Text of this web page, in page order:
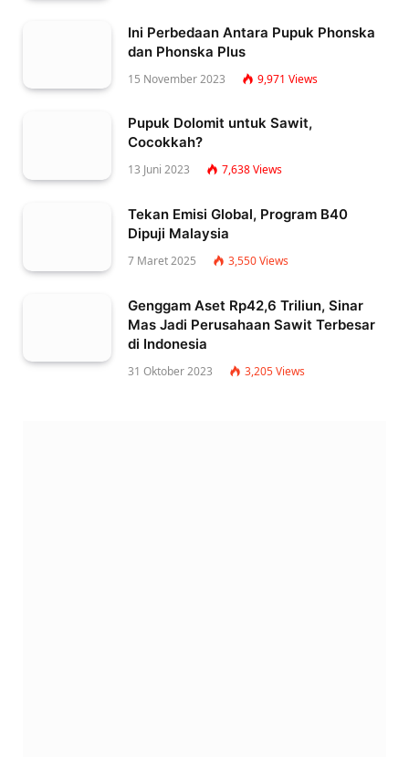
Ini Perbedaan Antara Pupuk Phonska
dan Phonska Plus
15 November 2023 9,971 Views
Pupuk Dolomit untuk Sawit,
Cocokkah?
13 Juni 2023 7,638Views
Tekan Emisi Global, Program B40
Dipuji Malaysia
7 Maret 2025 3,550Views
Genggam Aset Rp42,6 Triliun, Sinar
Mas Jadi Perusahaan Sawit Terbesar
di Indonesia
31 Oktober 2023 3,205Views